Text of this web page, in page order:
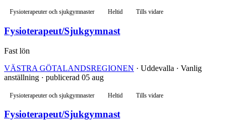
Fysioterapeuter och sjukgymnaster Heltid Tills vidare
Fysioterapeut/Sjukgymnast
Fast lön
VÄSTRA GÖTALANDSREGIONEN · Uddevalla · Vanlig
anställning · publicerad 05 aug
Fysioterapeuter och sjukgymnaster Heltid Tills vidare
Fysioterapeut/Sjukgymnast